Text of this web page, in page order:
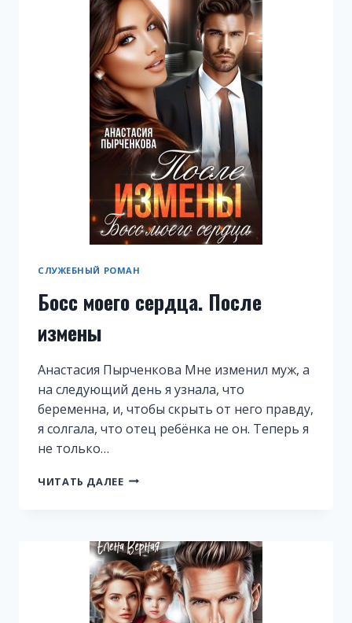
СЛУЖЕБНЫЙ РОМАН
Босс моего сердца. После
измены
Анастасия Пырченкова Мне изменил муж, а
на следующий день я узнала, что
беременна, и, чтобы скрыть от него правду,
я солгала, что отец ребёнка не он. Теперь я
не только…
ЧИТАТЬ ДАЛЕЕ БОСС
ИЗМЕНЫ